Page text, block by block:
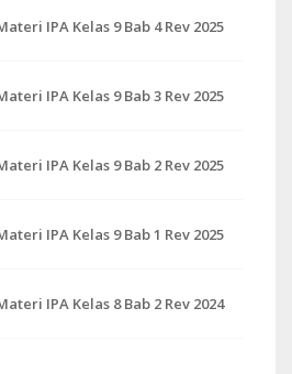
IPA Kelas 9 Bab 4 Rev 2025
IPA Kelas 9 Bab 3 Rev 2025
IPA Kelas 9 Bab 2 Rev 2025
IPA Kelas 9 Bab 1 Rev 2025
IPA Kelas 8 Bab 2 Rev 2024